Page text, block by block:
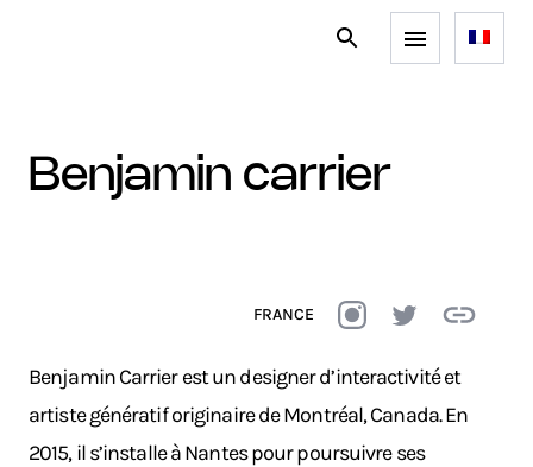
benjamin carrier
FRANCE
Benjamin Carrier est un designer d’interactivité et
artiste génératif originaire de Montréal, Canada. En
2015, il s’installe à Nantes pour poursuivre ses